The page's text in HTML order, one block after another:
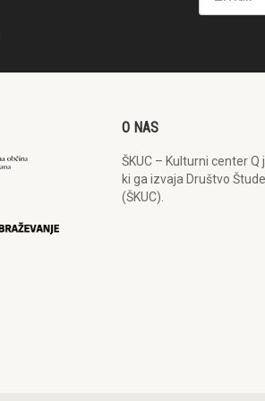
O NAS
ŠKUC – Kulturni center
ki ga izvaja Društvo
(ŠKUC).